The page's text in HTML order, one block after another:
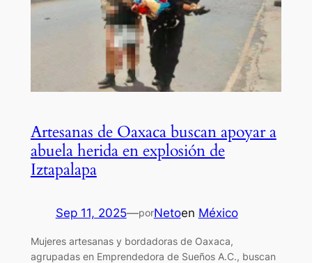
Artesanas de Oaxaca buscan apoyar a
abuela herida en explosión de
Iztapalapa
Sep 11, 2025—porNetoen México
Mujeres artesanas y bordadoras de Oaxaca,
agrupadas en Emprendedora de Sueños A.C., buscan